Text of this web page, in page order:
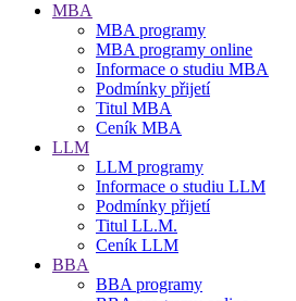
MBA
MBA programy
MBA programy online
Informace o studiu MBA
Podmínky přijetí
Titul MBA
Ceník MBA
LLM
LLM programy
Informace o studiu LLM
Podmínky přijetí
Titul LL.M.
Ceník LLM
BBA
BBA programy